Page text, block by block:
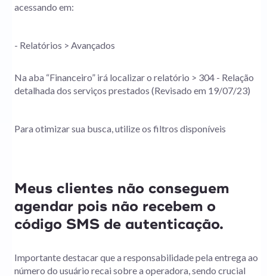
acessando em:
- Relatórios > Avançados
Na aba “Financeiro” irá localizar o relatório > 304 - Relação
detalhada dos serviços prestados (Revisado em 19/07/23)
Para otimizar sua busca, utilize os filtros disponíveis
Meus clientes não conseguem
agendar pois não recebem o
código SMS de autenticação.
Importante destacar que a responsabilidade pela entrega ao
número do usuário recai sobre a operadora, sendo crucial